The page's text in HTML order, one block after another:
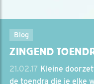
Blog
ZINGEND
21.02.17 Kleine
de toendra die je elke